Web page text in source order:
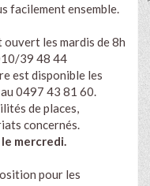
facilement ensemble.
les mardis de 8h
39 48 44
est disponible les
0497 43 81 60.
de places,
concernés.
mercredi.
pour les